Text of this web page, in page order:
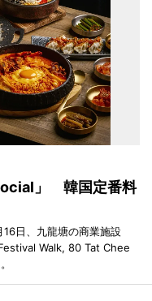
」 韓国定番料
日、九龍塘の商業施設
Walk, 80 Tat Chee